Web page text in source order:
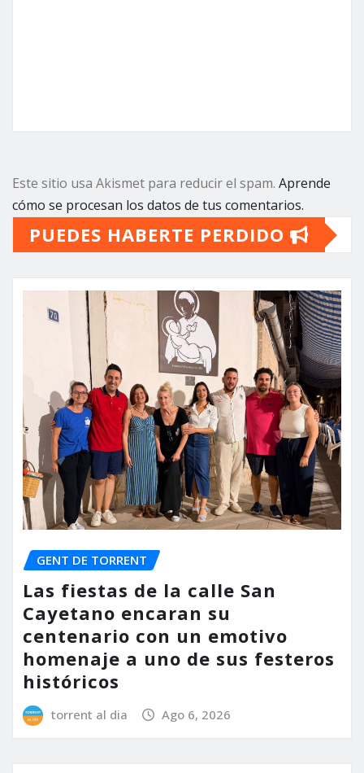
Este sitio usa Akismet para reducir el spam. Aprende
cómo se procesan los datos de tus comentarios.
PUEDES HABERTE PERDIDO
GENT DE TORRENT
Las fiestas de la calle San
Cayetano encaran su
centenario con un emotivo
homenaje a uno de sus festeros
históricos
torrent al dia Ago 6, 2026